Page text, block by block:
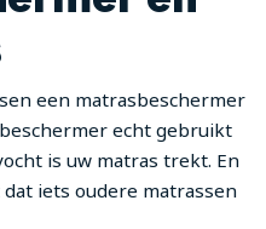
een matrasbeschermer
echt gebruikt
is uw matras trekt. En
iets oudere matrassen